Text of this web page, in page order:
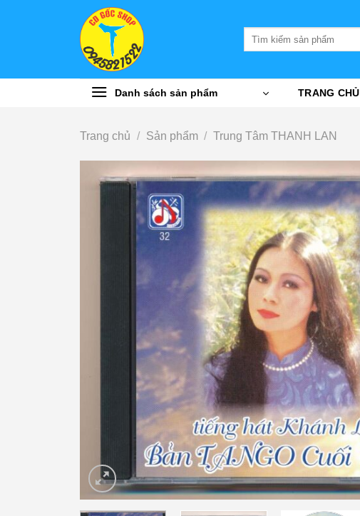
Danh sách sản phẩm TRANG CHỦ
Trang chủ / Sản phẩm / Trung Tâm THANH LAN